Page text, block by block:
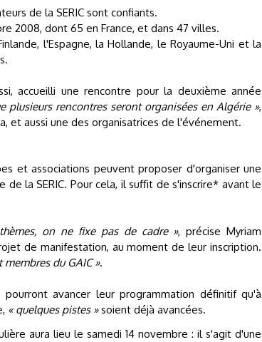
de la SERIC sont confiants.
2008, dont 65 en France, et dans 47 villes.
l'Espagne, la Hollande, le Royaume-Uni et la
accueilli une rencontre pour la deuxième année
plusieurs rencontres seront organisées en Algérie »,
et aussi une des organisatrices de l'événement.
et associations peuvent proposer d'organiser une
la SERIC. Pour cela, il suffit de s'inscrire* avant le
on ne fixe pas de cadre », précise Myriam
de manifestation, au moment de leur inscription.
du GAIC ».
avancer leur programmation définitif qu'à
« quelques pistes »soient déjà avancées.
aura lieu le samedi 14 novembre : il s'agit d'une